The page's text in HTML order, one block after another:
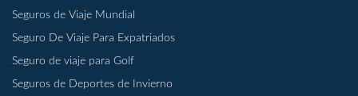
Seguros de Viaje Mundial
Seguro De Viaje Para Expatriados
Seguro de viaje para Golf
Seguros de Deportes de Invierno